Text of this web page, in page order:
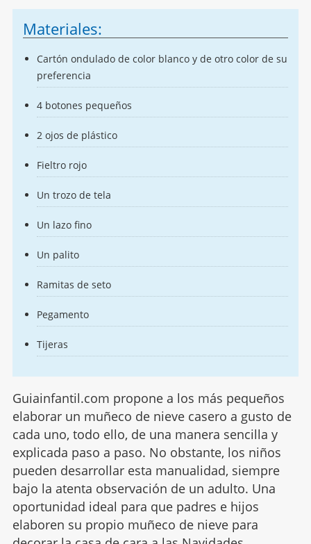
Materiales:
Cartón ondulado de color blanco y de otro color de su
preferencia
4 botones pequeños
2 ojos de plástico
Fieltro rojo
Un trozo de tela
Un lazo fino
Un palito
Ramitas de seto
Pegamento
Tijeras
Guiainfantil.com propone a los más pequeños
elaborar un muñeco de nieve casero a gusto de
cada uno, todo ello, de una manera sencilla y
explicada paso a paso. No obstante, los niños
pueden desarrollar esta manualidad, siempre
bajo la atenta observación de un adulto. Una
oportunidad ideal para que padres e hijos
elaboren su propio muñeco de nieve para